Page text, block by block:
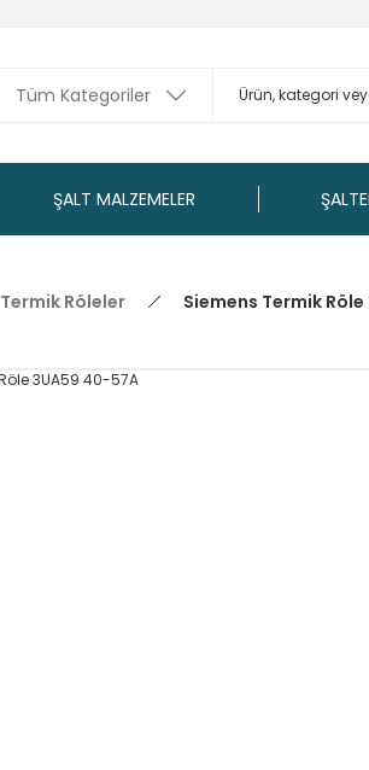
ŞALT MALZEMELER
Termik Röleler Siemens Termik